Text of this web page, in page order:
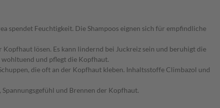
spendet Feuchtigkeit. Die Shampoos eignen sich für empfindliche
lösen. Es kann lindernd bei Juckreiz sein und beruhigt die
und pflegt die Kopfhaut.
die oft an der Kopfhaut kleben. Inhaltsstoffe Climbazol und
und Brennen der Kopfhaut.